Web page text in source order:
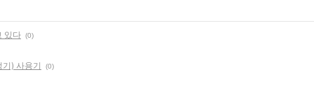
있다 (0)
) 사용기 (0)